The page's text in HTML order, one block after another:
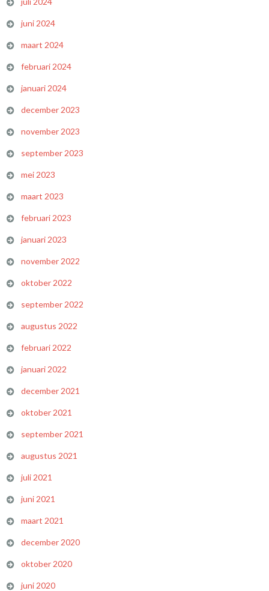
juni 2024
maart 2024
februari 2024
januari 2024
december 2023
november 2023
september 2023
mei 2023
maart 2023
februari 2023
januari 2023
november 2022
oktober 2022
september 2022
augustus 2022
februari 2022
januari 2022
december 2021
oktober 2021
september 2021
augustus 2021
juli 2021
juni 2021
maart 2021
december 2020
oktober 2020
juni 2020